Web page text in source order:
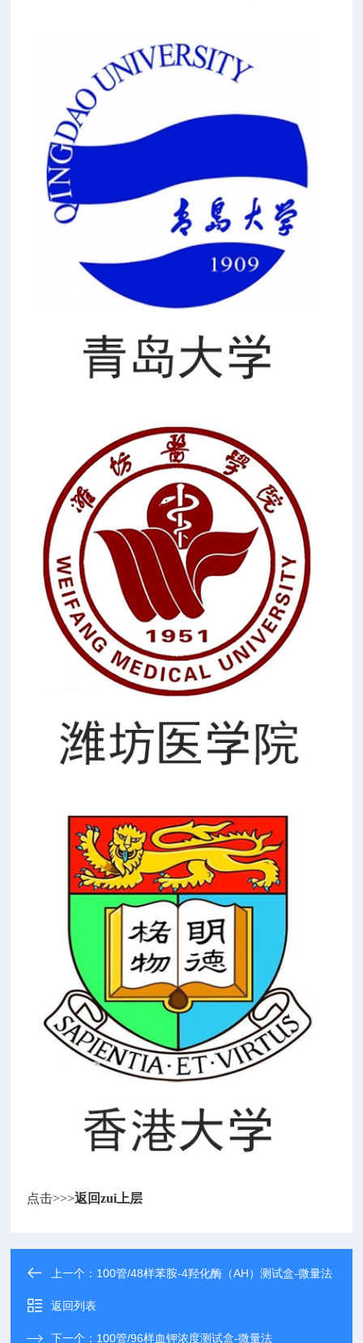
点击>>>返回zui上层
上一个： 100管/48样苯胺-4羟化酶（AH）测试盒-微量法
返回列表
下一个： 100管/96样血钾浓度测试盒-微量法